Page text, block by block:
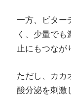
一方、ビター
く、少量で
止にもつなが
ただし、カカ
酸分泌を刺激